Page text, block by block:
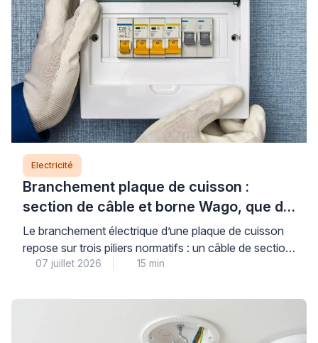
Electricité
Branchement plaque de cuisson :
section de câble et borne Wago, que dit
la norme ?
Le branchement électrique d’une plaque de cuisson
repose sur trois piliers normatifs : un câble de section
adaptée (6 mm² pour les plaques jusqu’à 7 400 W,
conforme à la norme NF C 15-100, et des
connexions dimensionnées pour supporter l’intensité
requise. Comprendre ces règles […]
07 juillet 2026 15 min